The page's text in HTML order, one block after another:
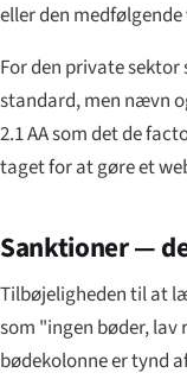
eller den
For den private
standard, men nævn
2.1 AA som det de
taget for at gøre et
Sanktioner —
Tilbøjeligheden til at
som "ingen bøder,
bødekolonne er tynd